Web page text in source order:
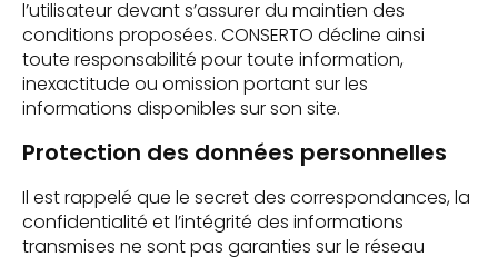
l’utilisateur devant s’assurer du maintien des
conditions proposées. CONSERTO décline ainsi
toute responsabilité pour toute information,
inexactitude ou omission portant sur les
informations disponibles sur son site.
Protection des données personnelles
Il est rappelé que le secret des correspondances, la
confidentialité et l’intégrité des informations
transmises ne sont pas garanties sur le réseau